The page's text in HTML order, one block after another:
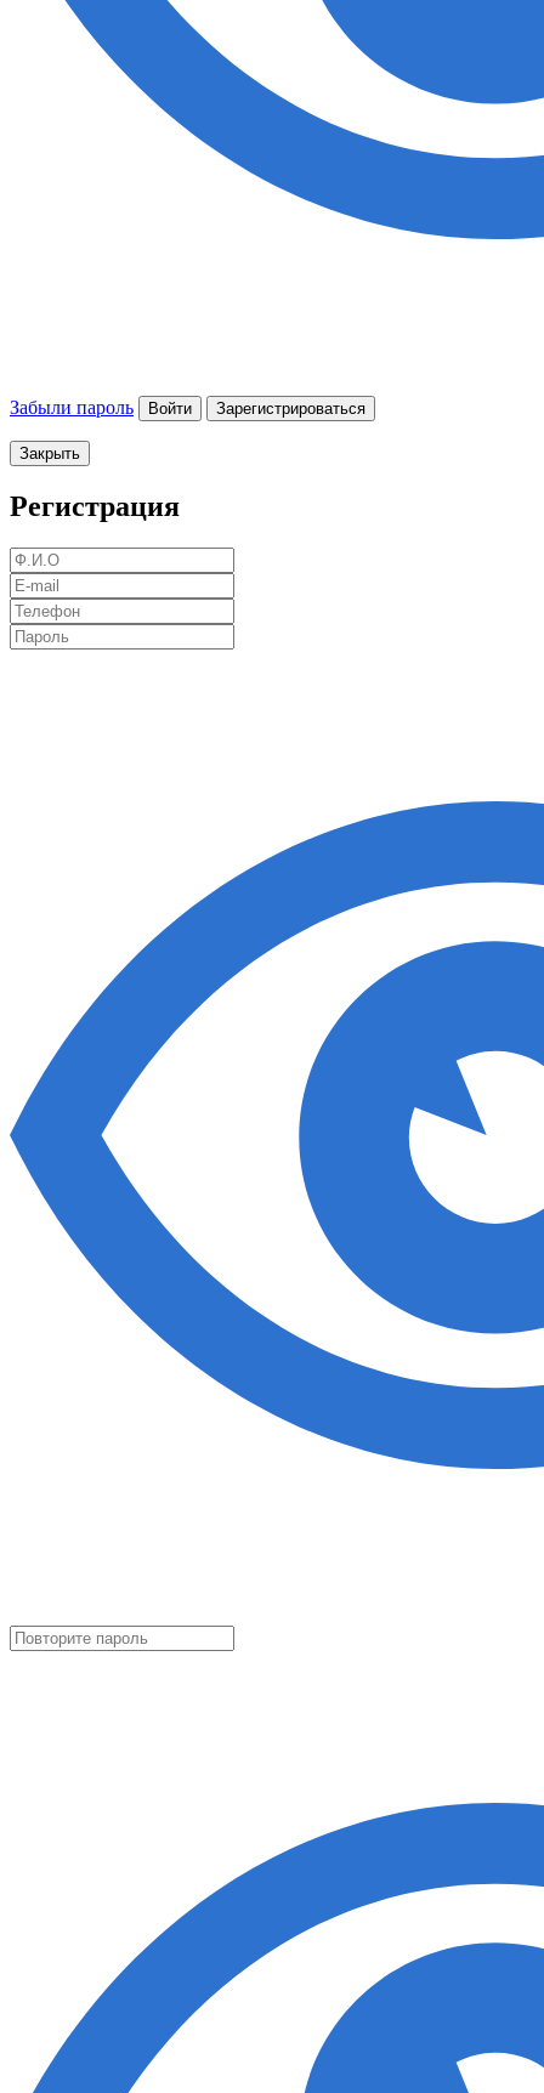
Забыли пароль Войти Зарегистрироваться
Закрыть
Регистрация